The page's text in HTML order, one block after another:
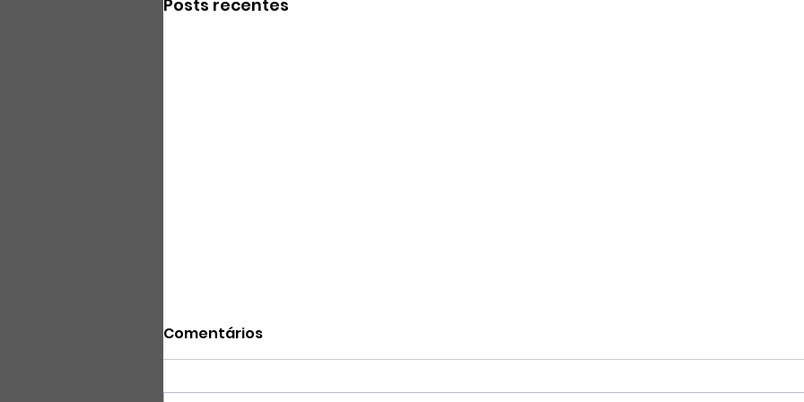
Posts recentes
Comentários